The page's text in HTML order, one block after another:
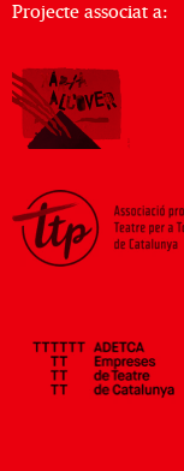
Projecte associat a: